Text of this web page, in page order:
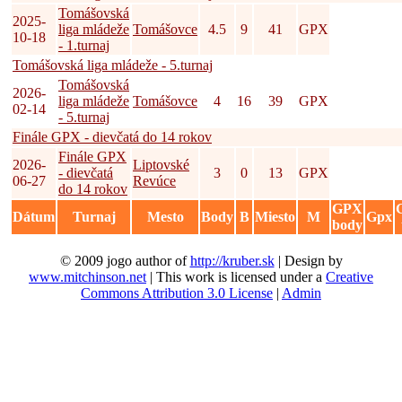
2025-
10-18
Tomášovská
liga mládeže
- 1.turnaj
Tomášovce 4.5 9 41 GPX
Tomášovská liga mládeže - 5.turnaj
2026-
02-14
Tomášovská
liga mládeže
- 5.turnaj
Tomášovce 4 16 39 GPX
Finále GPX - dievčatá do 14 rokov
2026-
06-27
Finále GPX
- dievčatá
do 14 rokov
Liptovské
Revúce
3 0 13 GPX
Dátum Turnaj Mesto Body B Miesto M
GPX
body
Gpx
© 2009 jogo author ofhttp://kruber.sk| Design by
www.mitchinson.net | This work is licensed under a Creative
Commons Attribution 3.0 License | Admin